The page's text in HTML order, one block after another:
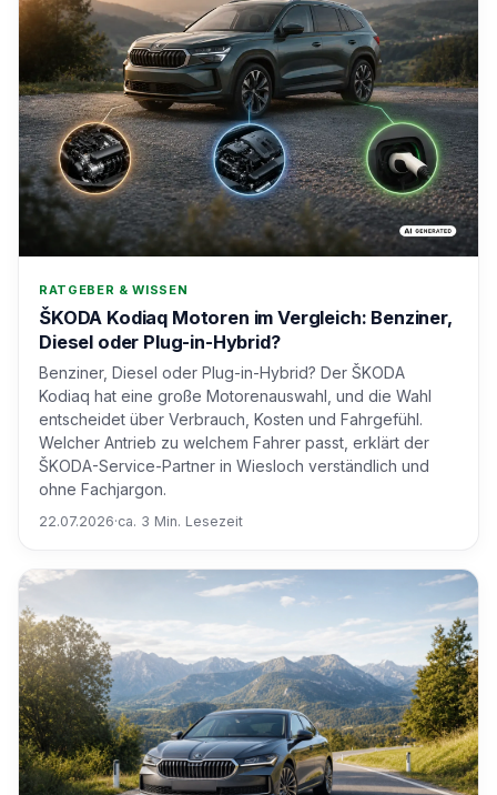
RATGEBER & WISSEN
ŠKODA Kodiaq Motoren im Vergleich: Benziner,
Diesel oder Plug-in-Hybrid?
Benziner, Diesel oder Plug-in-Hybrid? Der ŠKODA
Kodiaq hat eine große Motorenauswahl, und die Wahl
entscheidet über Verbrauch, Kosten und Fahrgefühl.
Welcher Antrieb zu welchem Fahrer passt, erklärt der
ŠKODA-Service-Partner in Wiesloch verständlich und
ohne Fachjargon.
22.07.2026·ca. 3 Min. Lesezeit